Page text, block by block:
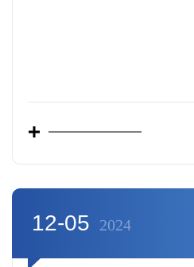
12-05 2024